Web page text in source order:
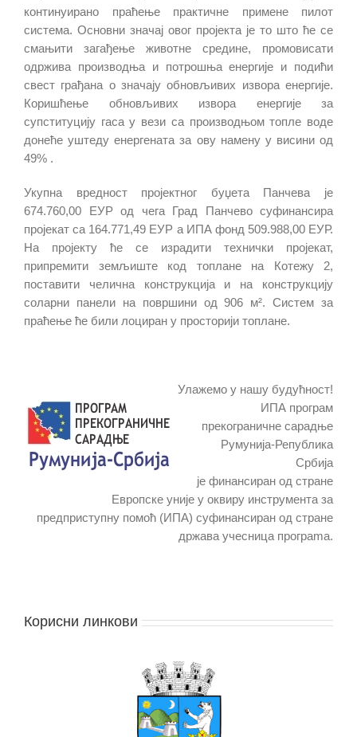
континуирано праћење практичне примене пилот
система. Основни значај овог пројекта је то што ће се
смањити загађење животне средине, промовисати
одржива производња и потрошња енергије и подићи
свест грађана о значају обновљивих извора енергије.
Коришћење обновљивих извора енергије за
супституцију гаса у вези са производњом топле воде
донеће уштеду енергената за ову намену у висини од
49% .
Укупна вредност пројектног буџета Панчева је
674.760,00 ЕУР од чега Град Панчево суфинансира
пројекат са 164.771,49 ЕУР а ИПА фонд 509.988,00 ЕУР.
На пројекту ће се израдити технички пројекат,
припремити земљиште код топлане на Котежу 2,
поставити челична конструкција и на конструкцију
соларни панели на површини од 906 м². Систем за
праћење ће били лоциран у просторији топлане.
Улажемо у нашу будућност!
ИПА програм
прекограничне сарадње
Румунија-Република
Србија
је финансиран од стране
Европске уније у оквиру инструмента за
предприступну помоћ (ИПА) суфинансиран од стране
држава учесница програma.
Корисни линкови